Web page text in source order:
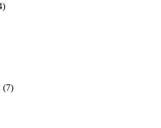
)
(7)